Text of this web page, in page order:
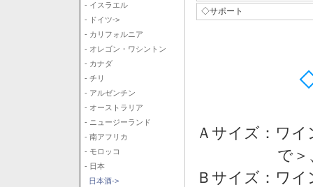
- イスラエル
- ドイツ->
- カリフォルニア
- オレゴン・ワシントン
- カナダ
- チリ
- アルゼンチン
- オーストラリア
- ニュージーランド
- 南アフリカ
- モロッコ
- 日本
日本酒->
◇サポート
Ａサイズ：ワ
で
Ｂサイズ：ワ